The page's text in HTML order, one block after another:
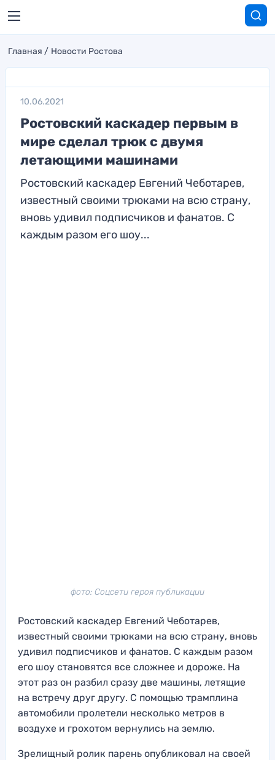
Главная Новости Ростова
10.06.2021
Ростовский каскадер первым в
мире сделал трюк с двумя
летающими машинами
Ростовский каскадер Евгений Чеботарев,
известный своими трюками на всю страну,
вновь удивил подписчиков и фанатов. С
каждым разом его шоу...
фото: Соцсети героя публикации
Ростовский каскадер Евгений Чеботарев,
известный своими трюками на всю страну, вновь
удивил подписчиков и фанатов. С каждым разом
его шоу становятся все сложнее и дороже. На
этот раз он разбил сразу две машины, летящие
на встречу друг другу. С помощью трамплина
автомобили пролетели несколько метров в
воздухе и грохотом вернулись на землю.
Зрелищный ролик парень опубликовал на своей